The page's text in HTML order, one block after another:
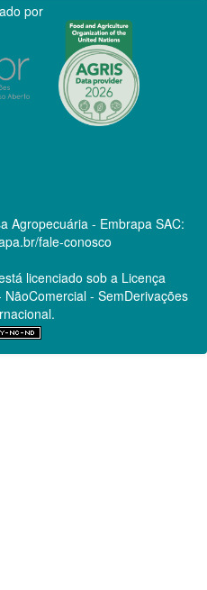
por
Agropecuária - Embrapa SAC:
fale-conosco
licenciado sob a Licença
- SemDerivações